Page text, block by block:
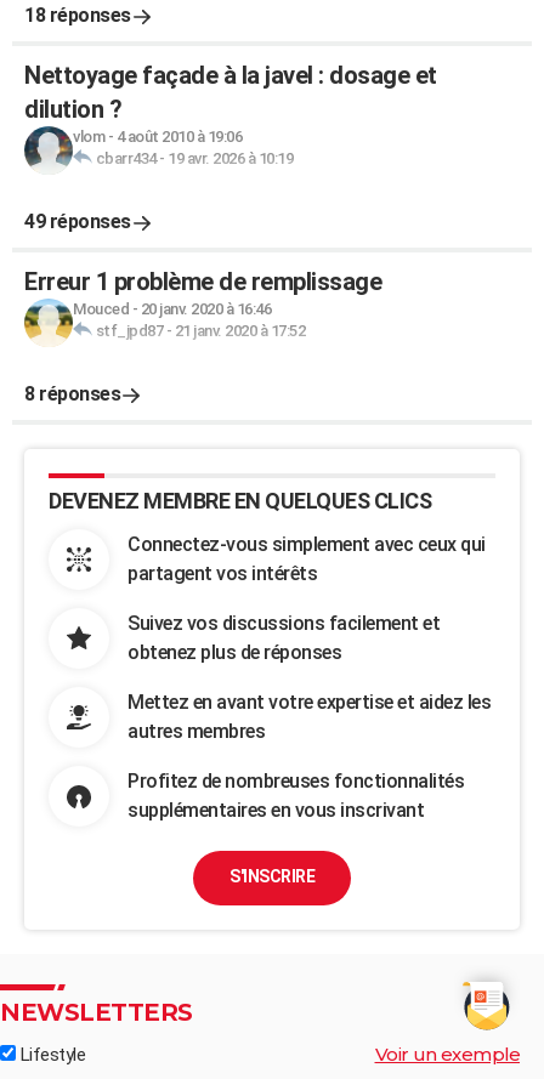
18 réponses
Nettoyage façade à la javel : dosage et
dilution ?
vlom- 4 août 2010 à 19:06
cbarr434- 19 avr. 2026 à 10:19
49 réponses
Erreur 1 problème de remplissage
Mouced - 20 janv. 2020 à 16:46
stf_jpd87- 21 janv. 2020 à 17:52
8 réponses
DEVENEZ MEMBRE EN QUELQUES CLICS
Connectez-vous simplement avec ceux qui
partagent vos intérêts
Suivez vos discussions facilement et
obtenez plus de réponses
Mettez en avant votre expertise et aidez les
autres membres
Profitez de nombreuses fonctionnalités
supplémentaires en vous inscrivant
S'INSCRIRE
NEWSLETTERS
Lifestyle Voir un exemple